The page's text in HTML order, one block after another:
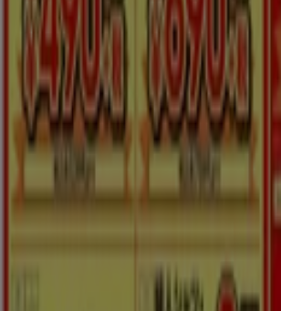
富谷市のファッションのカ
富谷市のチラシとお得な
シェルター 水着水族館ランタン米 カーテン
スーツケース
他のまちのファッション
京都市 さいた
渋谷区